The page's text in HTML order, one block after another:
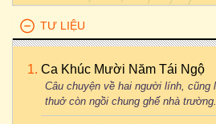
TƯ LIỆU
Ca Khúc Mười Năm Tái Ngộ
Câu chuyện về hai người lính, cũng
thuở còn ngồi chung ghế nhà